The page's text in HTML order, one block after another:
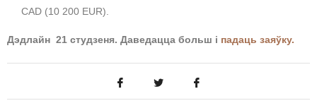
CAD (10 200 EUR).
Дэдлайн 21 студзеня. Даведацца больш і падаць заяўку.